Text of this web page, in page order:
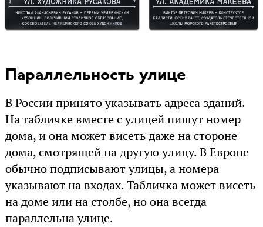
Параллельность улице
В России принято указывать адреса зданий.
На табличке вместе с улицей пишут номер
дома, и она может висеть даже на стороне
дома, смотрящей на другую улицу. В Европе
обычно подписывают улицы, а номера
указывают на входах. Табличка может висеть
на доме или на столбе, но она всегда
параллельна улице.